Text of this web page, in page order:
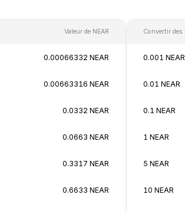
Valeur de NEAR
0.00066332 NEAR
0.00663316 NEAR
0.0332 NEAR
0.0663 NEAR
0.3317 NEAR
0.6633 NEAR
Convertir des
0.001 NEAR
0.01 NEAR
0.1 NEAR
1 NEAR
5 NEAR
10 NEAR